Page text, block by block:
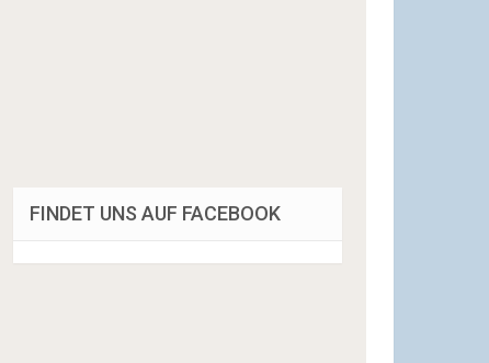
FINDET UNS AUF FACEBOOK